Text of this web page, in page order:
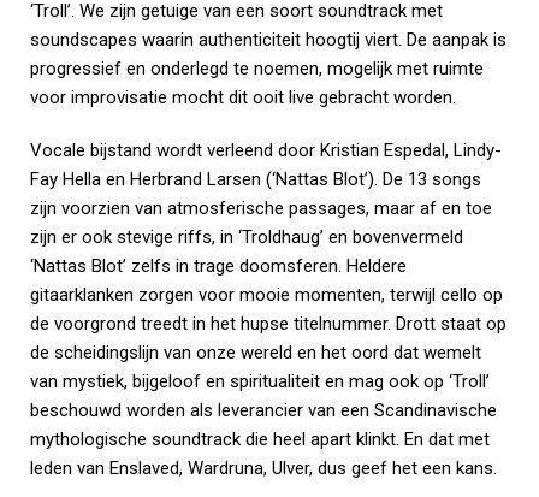
‘Troll’. We zijn getuige van een soort soundtrack met
soundscapes waarin authenticiteit hoogtij viert. De aanpak is
progressief en onderlegd te noemen, mogelijk met ruimte
voor improvisatie mocht dit ooit live gebracht worden.
Vocale bijstand wordt verleend door Kristian Espedal, Lindy-
Fay Hella en Herbrand Larsen (‘Nattas Blot’). De 13 songs
zijn voorzien van atmosferische passages, maar af en toe
zijn er ook stevige riffs, in ‘Troldhaug’ en bovenvermeld
‘Nattas Blot’ zelfs in trage doomsferen. Heldere
gitaarklanken zorgen voor mooie momenten, terwijl cello op
de voorgrond treedt in het hupse titelnummer. Drott staat op
de scheidingslijn van onze wereld en het oord dat wemelt
van mystiek, bijgeloof en spiritualiteit en mag ook op ‘Troll’
beschouwd worden als leverancier van een Scandinavische
mythologische soundtrack die heel apart klinkt. En dat met
leden van Enslaved, Wardruna, Ulver, dus geef het een kans.